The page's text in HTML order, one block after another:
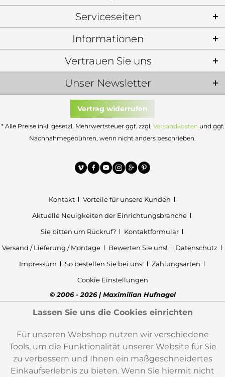
Serviceseiten
Informationen
Unser Newsletter
Vertrauen Sie uns
Vertrag widerrufen
* Alle Preise inkl. gesetzl. Mehrwertsteuer ggf. zzgl. Versandkosten und ggf.
Nachnahmegebühren, wenn nicht anders beschrieben.
Kontakt
Vorteile für unsere Kunden
Aktuelle Neuigkeiten der Einrichtungsbranche
Sie bitten um Rückruf?
Kontaktformular
Versand / Lieferung / Montage
Bewerten Sie uns!
Datenschutz
Impressum
So bestellen Sie bei uns!
Zahlungsarten
Cookie Einstellungen
© 2006 - 2026 | Maximilian Hufnagel
Lassen Sie uns die Cookies einrichten
Für unseren Webshop nutzen wir verschiedene
Tools, um die Funktionalität unserer Website für Sie
zu verbessern und Ihnen ein maßgeschneidertes
Einkaufserlebnis zu bieten. Wenn Sie hiermit nicht